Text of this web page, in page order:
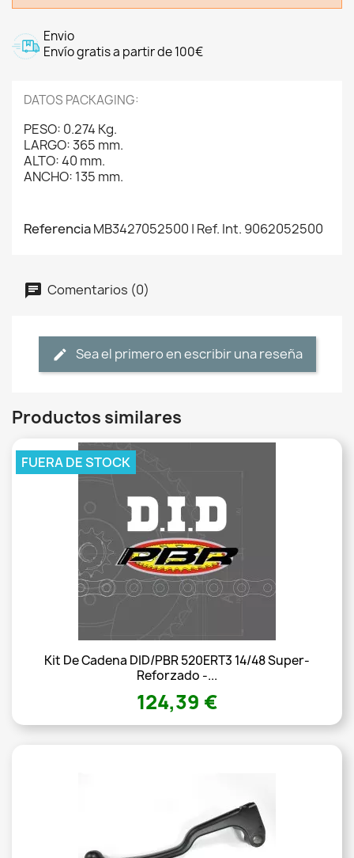
Envio
Envío gratis a partir de 100€
DATOS PACKAGING:
PESO: 0.274 Kg.
LARGO: 365 mm.
ALTO: 40 mm.
ANCHO: 135 mm.
ReferenciaMB3427052500 | Ref. Int. 9062052500
Comentarios (0)
Sea el primero en escribir una reseña
Productos similares
Kit De Cadena DID/PBR 520ERT3 14/48 Super-
Reforzado -...
124,39 €
FUERA DE STOCK